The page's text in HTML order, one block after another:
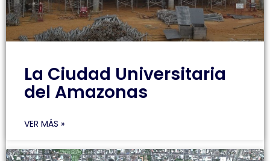
La Ciudad Universitaria
del Amazonas
VER MÁS »